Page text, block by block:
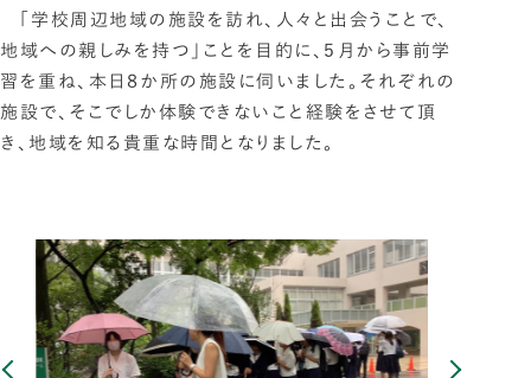
「学校周辺地域の施設を訪れ、人々と出会うことで、
地域への親しみを持つ」ことを目的に、５月から事前学
習を重ね、本日８か所の施設に伺いました。それぞれの
施設で、そこでしか体験できないこと経験をさせて頂
き、地域を知る貴重な時間となりました。